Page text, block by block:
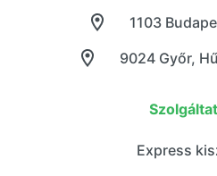
9024 Győr,
1103
Express